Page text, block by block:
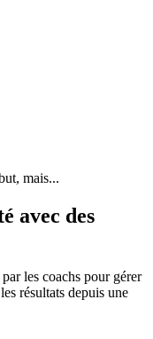
mais...
avec des
les coachs pour gérer
résultats depuis une